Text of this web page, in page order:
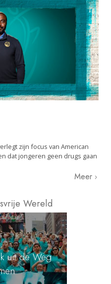
zijn focus van American
dat jongeren geen drugs gaan
Meer
Wereld
uit de Weg